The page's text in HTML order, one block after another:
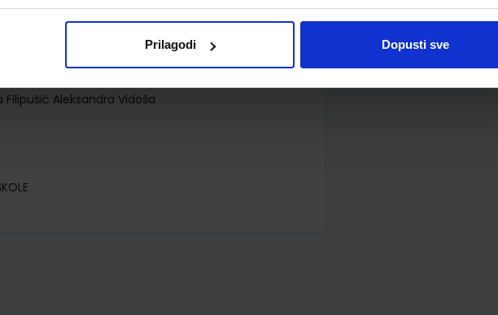
Prilagodi Dopusti sve
Aleksandra Vidoša